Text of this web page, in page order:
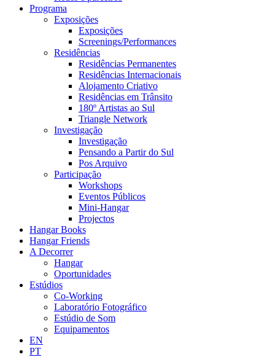
Programa
Exposições
Exposições
Screenings/Performances
Residências
Residências Permanentes
Residências Internacionais
Alojamento Criativo
Residências em Trânsito
180º Artistas ao Sul
Triangle Network
Investigação
Investigação
Pensando a Partir do Sul
Pos Arquivo
Participação
Workshops
Eventos Públicos
Mini-Hangar
Projectos
Hangar Books
Hangar Friends
A Decorrer
Hangar
Oportunidades
Estúdios
Co-Working
Laboratório Fotográfico
Estúdio de Som
Equipamentos
EN
PT